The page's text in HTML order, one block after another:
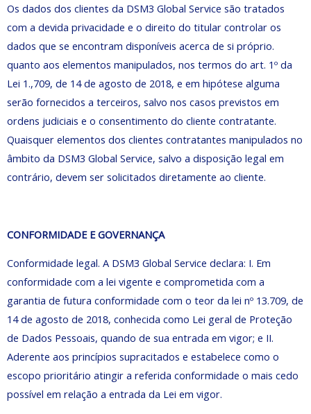
Os dados dos clientes da DSM3 Global Service são tratados
com a devida privacidade e o direito do titular controlar os
dados que se encontram disponíveis acerca de si próprio.
quanto aos elementos manipulados, nos termos do art. 1º da
Lei 1.,709, de 14 de agosto de 2018, e em hipótese alguma
serão fornecidos a terceiros, salvo nos casos previstos em
ordens judiciais e o consentimento do cliente contratante.
Quaisquer elementos dos clientes contratantes manipulados no
âmbito da DSM3 Global Service, salvo a disposição legal em
contrário, devem ser solicitados diretamente ao cliente.
CONFORMIDADE E GOVERNANÇA
Conformidade legal. A DSM3 Global Service declara: I. Em
conformidade com a lei vigente e comprometida com a
garantia de futura conformidade com o teor da lei nº 13.709, de
14 de agosto de 2018, conhecida como Lei geral de Proteção
de Dados Pessoais, quando de sua entrada em vigor; e II.
Aderente aos princípios supracitados e estabelece como o
escopo prioritário atingir a referida conformidade o mais cedo
possível em relação a entrada da Lei em vigor.